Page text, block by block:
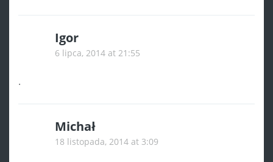
Igor
6 lipca, 2014 at 21:55
.
Michał
18 listopada, 2014 at 3:09